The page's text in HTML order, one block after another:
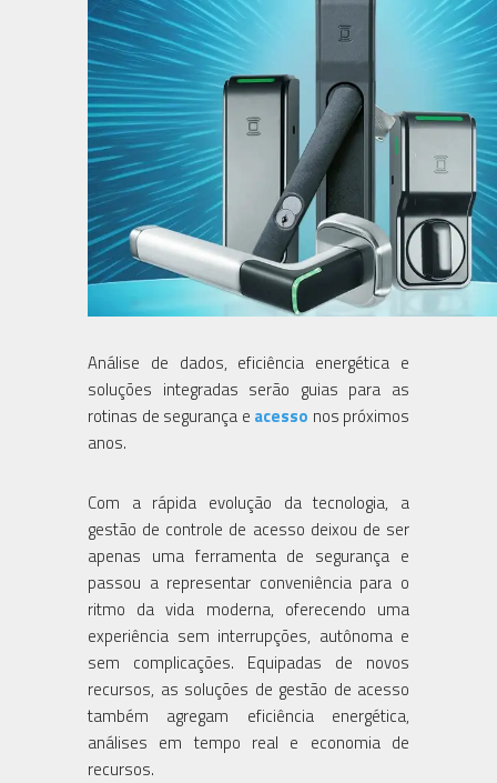
Análise de dados, eficiência energética e
soluções integradas serão guias para as
rotinas de segurança e acesso nos próximos
anos.
Com a rápida evolução da tecnologia, a
gestão de controle de acesso deixou de ser
apenas uma ferramenta de segurança e
passou a representar conveniência para o
ritmo da vida moderna, oferecendo uma
experiência sem interrupções, autônoma e
sem complicações. Equipadas de novos
recursos, as soluções de gestão de acesso
também agregam eficiência energética,
análises em tempo real e economia de
recursos.